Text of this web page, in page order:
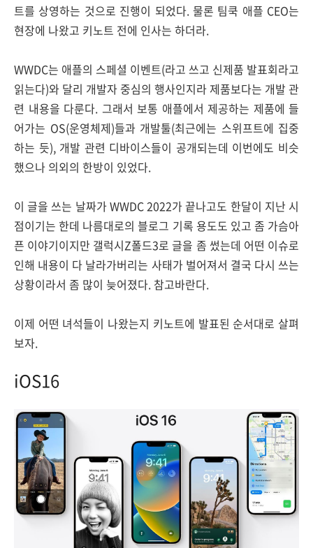
트를 상영하는 것으로 진행이 되었다. 물론 팀쿡 애플 CEO는
현장에 나왔고 키노트 전에 인사는 하더라.
WWDC는 애플의 스페셜 이벤트(라고 쓰고 신제품 발표회라고
읽는다)와 달리 개발자 중심의 행사인지라 제품보다는 개발 관
련 내용을 다룬다. 그래서 보통 애플에서 제공하는 제품에 들
어가는 OS(운영체제)들과 개발툴(최근에는 스위프트에 집중
하는 듯), 개발 관련 디바이스들이 공개되는데 이번에도 비슷
했으나 의외의 한방이 있었다.
이 글을 쓰는 날짜가 WWDC 2022가 끝나고도 한달이 지난 시
점이기는 한데 나름대로의 블로그 기록 용도도 있고 좀 가슴아
픈 이야기이지만 갤럭시Z폴드3로 글을 좀 썼는데 어떤 이슈로
인해 내용이 다 날라가버리는 사태가 벌어져서 결국 다시 쓰는
상황이라서 좀 많이 늦어졌다. 참고바란다.
이제 어떤 녀석들이 나왔는지 키노트에 발표된 순서대로 살펴
보자.
iOS16